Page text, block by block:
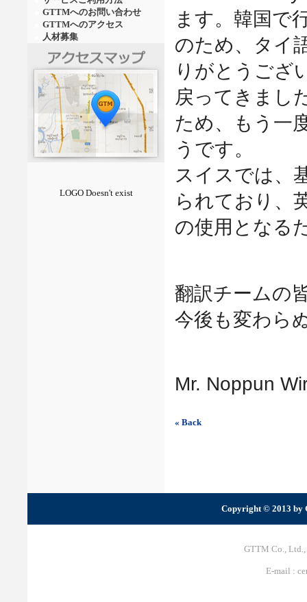
GTTMへのお問い合わせ
GTTMへのアクセス
人材募集
LOGO Doesn't exist
ます。韓国で
のため、タイ
りがとうござ
戻ってきまし
ため、もう一
うです。
スイスでは、
られており、
の使用となる
翻訳チームの
今後も変わら
Mr. Noppun
« Back
Copyright © 2013 by
GTTM Co.,
E-mail :